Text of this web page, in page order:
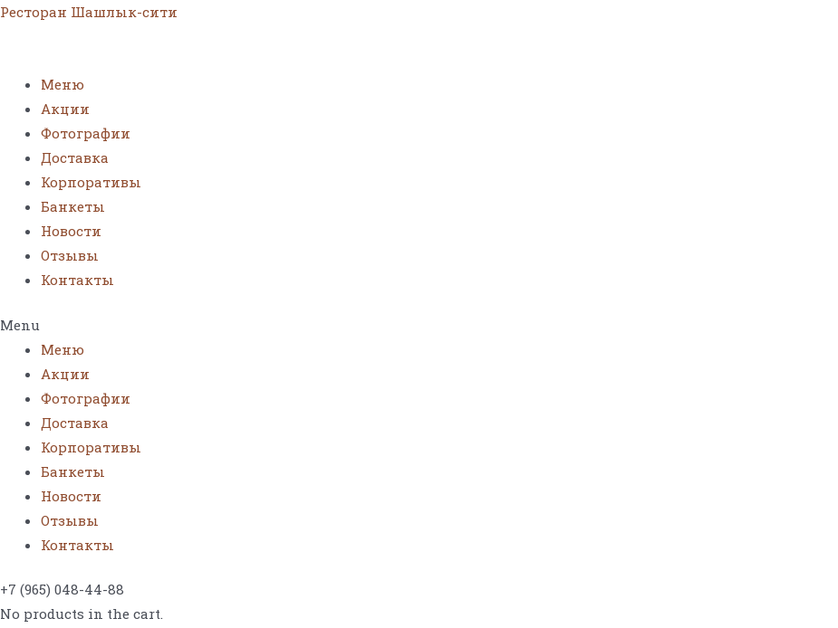
Ресторан Шашлык-сити
Меню
Акции
Фотографии
Доставка
Корпоративы
Банкеты
Новости
Отзывы
Контакты
Menu
Меню
Акции
Фотографии
Доставка
Корпоративы
Банкеты
Новости
Отзывы
Контакты
+7 (965) 048-44-88
No products in the cart.